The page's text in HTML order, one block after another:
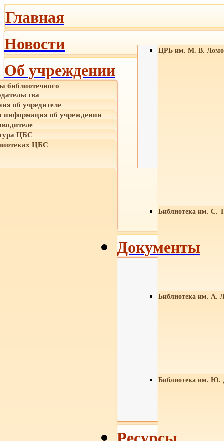
Главная
Новости
Об учреждении
библиотечного
об учредителе
об учреждении
ЦБС
ЦБС
ЦРБ им. М. В.
Библиотека им. С.
Библиотека им. А.
Библиотека им. Ю.
Документы